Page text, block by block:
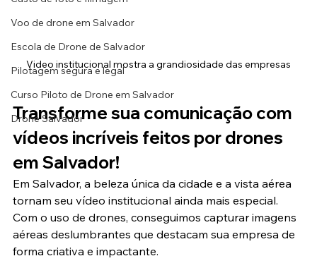
Voo de drone em Salvador
Escola de Drone de Salvador
Pilotagem segura e legal
Curso Piloto de Drone em Salvador
Drone Salvador
Video institucional mostra a grandiosidade das empresas
Transforme sua comunicação com
vídeos incríveis feitos por drones
em Salvador!
Em Salvador, a beleza única da cidade e a vista aérea
tornam seu vídeo institucional ainda mais especial.
Com o uso de drones, conseguimos capturar imagens
aéreas deslumbrantes que destacam sua empresa de
forma criativa e impactante.